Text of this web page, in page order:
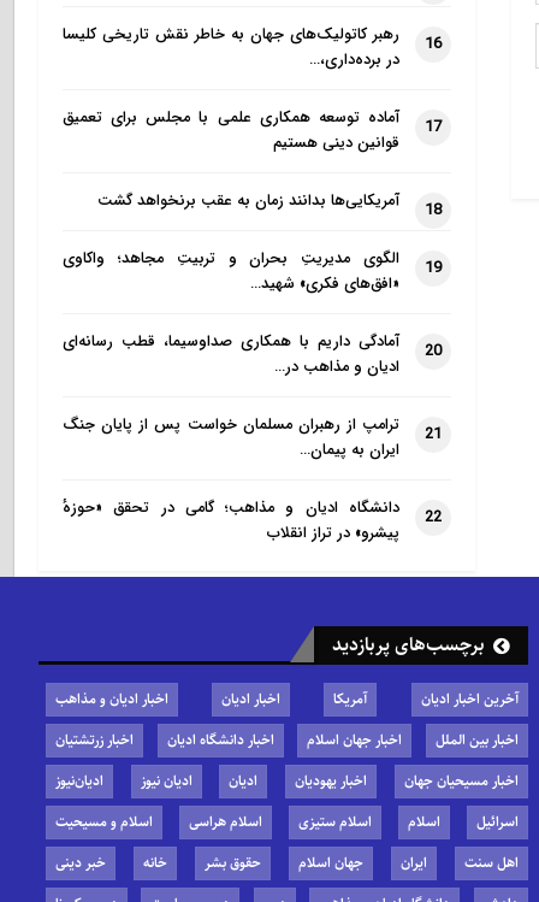
16
رهبر کاتولیک‌های جهان به خاطر نقش تاریخی کلیسا
در برده‌داری،…
17
آماده توسعه همکاری علمی با مجلس برای تعمیق
قوانین دینی هستیم
18 آمریکایی‌ها بدانند زمان به عقب برنخواهد گشت
19
الگوی مدیریتِ بحران و تربیتِ مجاهد؛ واکاوی
«افق‌های فکری» شهید…
20
آمادگی داریم با همکاری صداوسیما، قطب رسانه‌ای
ادیان و مذاهب در…
21
ترامپ از رهبران مسلمان خواست پس از پایان جنگ
ایران به پیمان…
22
دانشگاه ادیان و مذاهب؛ گامی در تحقق «حوزهٔ
پیشرو» در تراز انقلاب
برچسب‌های پربازدید
آخرین اخبار ادیان آمریکا اخبار ادیان
اخبار ادیان و مذاهب
اخبار بین الملل
اخبار جهان اسلام اخبار دانشگاه ادیان
اخبار زرتشتیان
اخبار مسیحیان جهان
اخبار یهودیان ادیان ادیان نیوز
ادیان‌نیوز
اسرائیل
اسلام اسلام ستیزی اسلام هراسی
اسلام و مسیحیت
اهل سنت
ایران جهان اسلام حقوق بشر خانه
خبر دینی